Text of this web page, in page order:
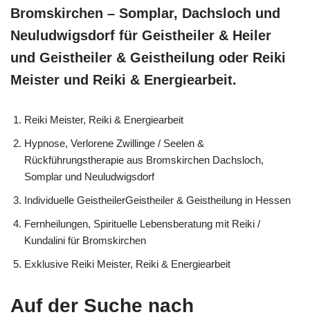
Bromskirchen – Somplar, Dachsloch und
Neuludwigsdorf für Geistheiler & Heiler
und Geistheiler & Geistheilung oder Reiki
Meister und Reiki & Energiearbeit.
Reiki Meister, Reiki & Energiearbeit
Hypnose, Verlorene Zwillinge / Seelen &
Rückführungstherapie aus Bromskirchen Dachsloch,
Somplar und Neuludwigsdorf
Individuelle GeistheilerGeistheiler & Geistheilung in Hessen
Fernheilungen, Spirituelle Lebensberatung mit Reiki /
Kundalini für Bromskirchen
Exklusive Reiki Meister, Reiki & Energiearbeit
Auf der Suche nach